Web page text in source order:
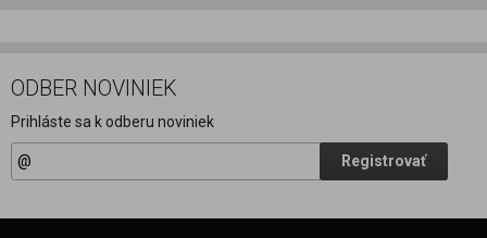
ODBER NOVINIEK
Prihláste sa k odberu noviniek
Registrovať